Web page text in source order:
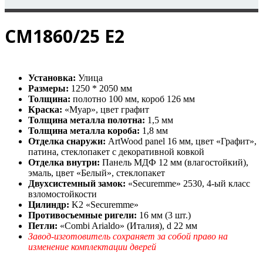
СМ1860/25 Е2
Установка: Улица
Размеры: 1250 * 2050 мм
Толщина: полотно 100 мм, короб 126 мм
Краска: «Муар», цвет графит
Толщина металла полотна: 1,5 мм
Толщина металла короба: 1,8 мм
Отделка снаружи: ArtWood panel 16 мм, цвет «Графит»,
патина, стеклопакет с декоративной ковкой
Отделка внутри: Панель МДФ 12 мм (влагостойкий),
эмаль, цвет «Белый», стеклопакет
Двухсистемный замок: «Securemme» 2530, 4-ый класс
взломостойкости
Цилиндр: K2 «Securemme»
Противосъемные ригели: 16 мм (3 шт.)
Петли: «Combi Arialdo» (Италия), d 22 мм
Завод-изготовитель сохраняет за собой право на
изменение комплектации дверей